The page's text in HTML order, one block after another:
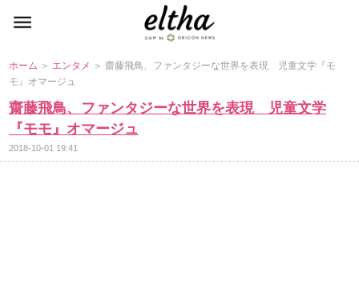
ホーム ＞ エンタメ ＞ 齋藤飛鳥、ファンタジーな世界を表現 児童文学『モ
モ』オマージュ
齋藤飛鳥、ファンタジーな世界を表現 児童文学
『モモ』オマージュ
2018-10-01 19:41